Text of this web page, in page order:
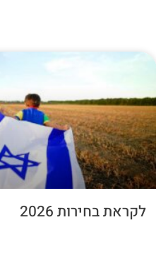
לקראת בחירות 2026